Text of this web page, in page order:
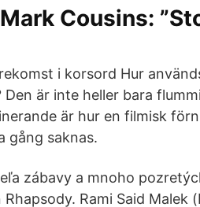
Cousins:
i korsord Hur
Den är inte heller bara
är hur en filmisk
gång saknas.
zábavy a mnoho
Rhapsody. Rami Said Malek